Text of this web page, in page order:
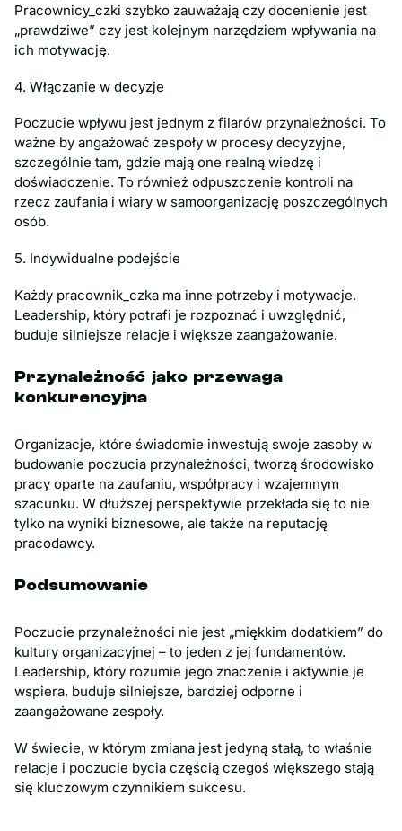
Pracownicy_czki szybko zauważają czy docenienie jest
„prawdziwe” czy jest kolejnym narzędziem wpływania na
ich motywację.
4. Włączanie w decyzje
Poczucie wpływu jest jednym z filarów przynależności. To
ważne by angażować zespoły w procesy decyzyjne,
szczególnie tam, gdzie mają one realną wiedzę i
doświadczenie. To również odpuszczenie kontroli na
rzecz zaufania i wiary w samoorganizację poszczególnych
osób.
5. Indywidualne podejście
Każdy pracownik_czka ma inne potrzeby i motywacje.
Leadership, który potrafi je rozpoznać i uwzględnić,
buduje silniejsze relacje i większe zaangażowanie.
Przynależność jako przewaga
konkurencyjna
Organizacje, które świadomie inwestują swoje zasoby w
budowanie poczucia przynależności, tworzą środowisko
pracy oparte na zaufaniu, współpracy i wzajemnym
szacunku. W dłuższej perspektywie przekłada się to nie
tylko na wyniki biznesowe, ale także na reputację
pracodawcy.
Podsumowanie
Poczucie przynależności nie jest „miękkim dodatkiem” do
kultury organizacyjnej – to jeden z jej fundamentów.
Leadership, który rozumie jego znaczenie i aktywnie je
wspiera, buduje silniejsze, bardziej odporne i
zaangażowane zespoły.
W świecie, w którym zmiana jest jedyną stałą, to właśnie
relacje i poczucie bycia częścią czegoś większego stają
się kluczowym czynnikiem sukcesu.